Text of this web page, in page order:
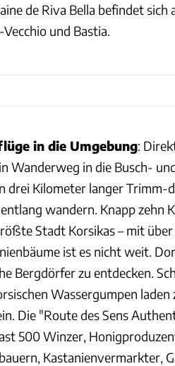
de Riva Bella befindet sich
und Bastia.
in die Umgebung:
Wanderweg in die Busch-
drei Kilometer langer Trimm-
wandern. Knapp zehn
Stadt Korsikas – mit
ist es nicht weit.
Bergdörfer zu entdecken.
Wassergumpen
Die "Route des Sens
500 Winzer,
Kastanienvermarkter,